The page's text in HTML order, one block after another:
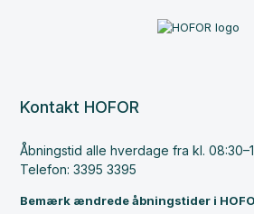
Kontakt HOFOR
Åbningstid alle hverdage fra kl.
Telefon: 3395 3395
Bemærk ændrede åbningstider i